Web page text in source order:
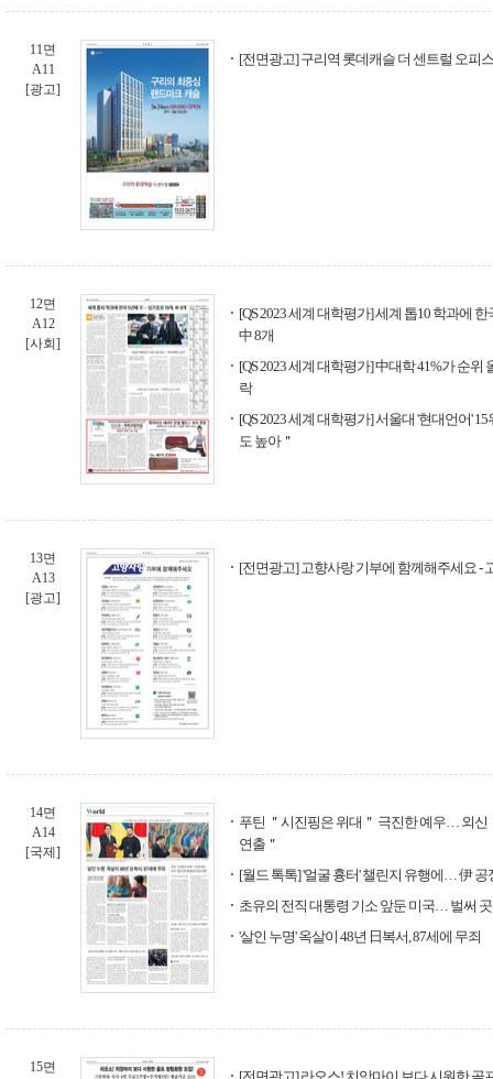
11면
A11
[광고]
[전면광고] 구리역 롯데캐슬 더 센트럴 오피
12면
A12
[사회]
[QS 2023 세계 대학평가] 세계 톱10 학과에
中 8개
[QS 2023 세계 대학평가] 中대학 41%가 순
락
[QS 2023 세계 대학평가] 서울대 '현대언어'
도 높아＂
13면
A13
[광고]
[전면광고] 고향사랑 기부에 함께해주세요 -
14면
A14
[국제]
푸틴 ＂시진핑은 위대＂ 극진한 예우… 외신
연출＂
[월드 톡톡] '얼굴 흉터' 챌린지 유행에… 伊 공
초유의 전직 대통령 기소 앞둔 미국… 벌써
'살인 누명' 옥살이 48년 日복서, 87세에 무죄
15면